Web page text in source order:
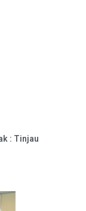
: Tinjau